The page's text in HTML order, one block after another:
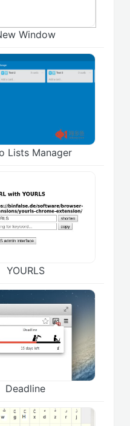
Window
Lists Manager
YOURLS
Deadline